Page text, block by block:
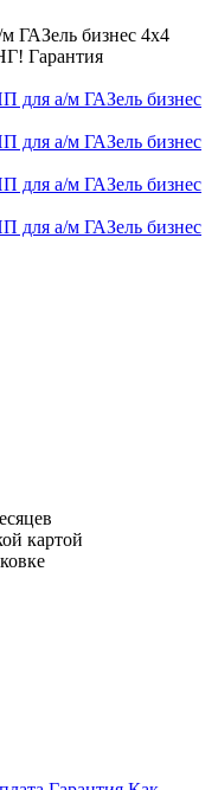
ГАЗель бизнес 4х4
Гарантия
картой